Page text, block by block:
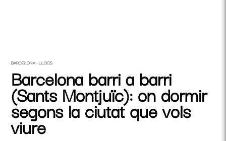
BARCELONA - LLOCS
Barcelona barri a barri
(Sants Montjuïc): on dormir
segons la ciutat que vols
viure